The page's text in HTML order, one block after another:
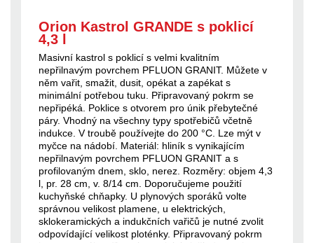
Orion Kastrol GRANDE s poklicí
4,3 l
Masivní kastrol s poklicí s velmi kvalitním
nepřilnavým povrchem PFLUON GRANIT. Můžete v
něm vařit, smažit, dusit, opékat a zapékat s
minimální potřebou tuku. Připravovaný pokrm se
nepřipéká. Poklice s otvorem pro únik přebytečné
páry. Vhodný na všechny typy spotřebičů včetně
indukce. V troubě používejte do 200 °C. Lze mýt v
myčce na nádobí. Materiál: hliník s vynikajícím
nepřilnavým povrchem PFLUON GRANIT a s
profilovaným dnem, sklo, nerez. Rozměry: objem 4,3
l, pr. 28 cm, v. 8/14 cm. Doporučujeme použití
kuchyňské chňapky. U plynových sporáků volte
správnou velikost plamene, u elektrických,
sklokeramických a indukčních vařičů je nutné zvolit
odpovídající velikost ploténky. Připravovaný pokrm